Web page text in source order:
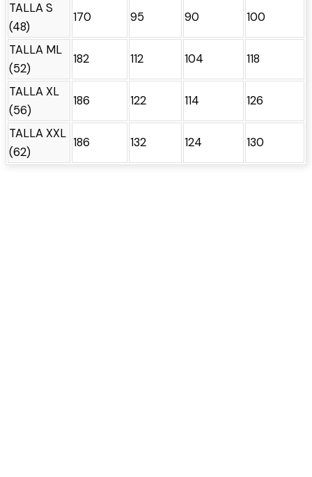
TALLA S
(48)
170 95 90 100
TALLA ML
(52)
182 112 104 118
TALLA XL
(56)
186 122 114 126
TALLA XXL
(62)
186 132 124 130